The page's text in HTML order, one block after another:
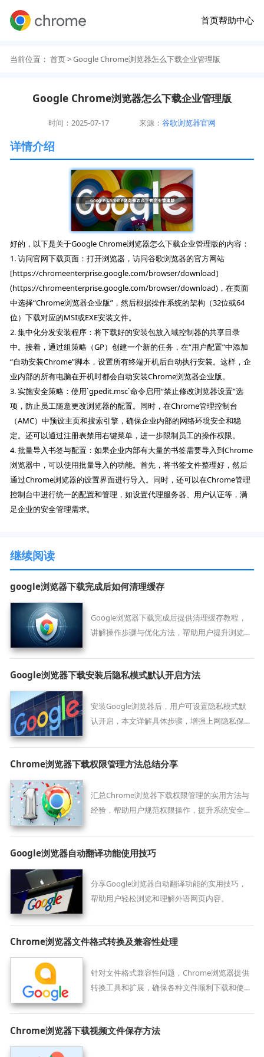
首页帮助中心
当前位置： 首页> Google Chrome浏览器怎么下载企业管理版
Google Chrome浏览器怎么下载企业管理版
时间：2025-07-17 来源：谷歌浏览器官网
详情介绍
好的，以下是关于Google Chrome浏览器怎么下载企业管理版的内容：
1. 访问官网下载页面：打开浏览器，访问谷歌浏览器的官方网站
[https://chromeenterprise.google.com/browser/download]
(https://chromeenterprise.google.com/browser/download)，在页面
中选择“Chrome浏览器企业版”，然后根据操作系统的架构（32位或64
位）下载对应的MSI或EXE安装文件。
2. 集中化分发安装程序：将下载好的安装包放入域控制器的共享目录
中。接着，通过组策略（GP）创建一个新的任务，在“用户配置”中添加
“自动安装Chrome”脚本，设置所有终端开机后自动执行安装。这样，企
业内部的所有电脑在开机时都会自动安装Chrome浏览器企业版。
3. 实施安全策略：使用`gpedit.msc`命令启用“禁止修改浏览器设置”选
项，防止员工随意更改浏览器的配置。同时，在Chrome管理控制台
（AMC）中预设主页和搜索引擎，确保企业内部的网络环境安全和稳
定。还可以通过注册表禁用右键菜单，进一步限制员工的操作权限。
4. 批量导入书签与配置：如果企业内部有大量的书签需要导入到Chrome
浏览器中，可以使用批量导入的功能。首先，将书签文件整理好，然后
通过Chrome浏览器的设置界面进行导入。同时，还可以在Chrome管理
控制台中进行统一的配置和管理，如设置代理服务器、用户认证等，满
足企业的安全管理需求。
继续阅读
google浏览器下载完成后如何清理缓存
Google浏览器下载完成后提供清理缓存教程，
讲解操作步骤与优化方法，帮助用户提升浏览器
Google浏览器下载安装后隐私模式默认开启方法
安装Google浏览器后，用户可设置隐私模式默
认开启，本文详解具体步骤，增强上网隐私保
Chrome浏览器下载权限管理方法总结分享
汇总Chrome浏览器下载权限管理的实用方法与
经验，帮助用户规范权限操作，提升系统安全
Google浏览器自动翻译功能使用技巧
分享Google浏览器自动翻译功能的实用技巧，
帮助用户轻松浏览和理解外语网页内容。
Chrome浏览器文件格式转换及兼容性处理
针对文件格式兼容性问题，Chrome浏览器提供
转换工具和扩展，确保各种文件顺利下载和使
Chrome浏览器下载视频文件保存方法